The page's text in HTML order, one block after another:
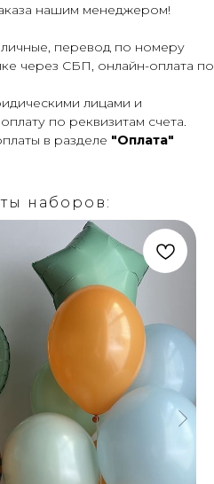
нашим менеджером!
перевод по номеру
через СБП, онлайн-оплата по
лицами и
по реквизитам счета.
в разделе "Оплата"
наборов: